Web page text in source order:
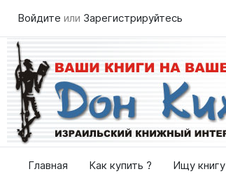
Войдите или Зарегистрируйтесь
Главная Как купить ? Ищу книгу